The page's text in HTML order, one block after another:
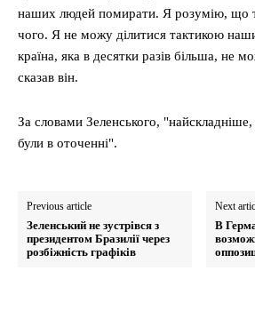
наших людей помирати. Я розумію, що
чого. Я не можу ділитися тактикою
країна, яка в десятки разів більша, не
сказав він.
За словами Зеленського,
були в оточенні".
Previous article
Зеленський не зустрівся з
президентом Бразилії через
розбіжність графіків
Next
В